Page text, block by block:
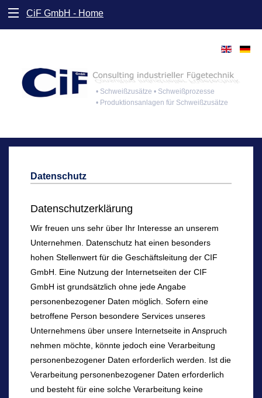
CiF GmbH - Home
• Schweißzusätze • Schweißprozesse
• Produktionsanlagen für Schweißzusätze
Datenschutz
Datenschutzerklärung
Wir freuen uns sehr über Ihr Interesse an unserem
Unternehmen. Datenschutz hat einen besonders
hohen Stellenwert für die Geschäftsleitung der CIF
GmbH. Eine Nutzung der Internetseiten der CIF
GmbH ist grundsätzlich ohne jede Angabe
personenbezogener Daten möglich. Sofern eine
betroffene Person besondere Services unseres
Unternehmens über unsere Internetseite in Anspruch
nehmen möchte, könnte jedoch eine Verarbeitung
personenbezogener Daten erforderlich werden. Ist die
Verarbeitung personenbezogener Daten erforderlich
und besteht für eine solche Verarbeitung keine